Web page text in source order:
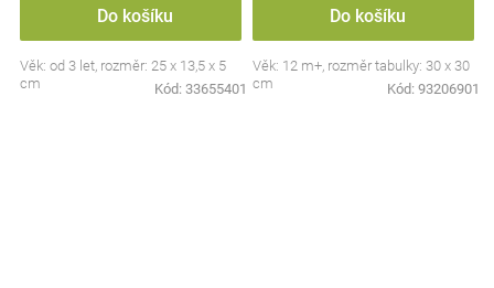
Do košíku
Věk: od 3 let, rozměr: 25 x 13,5 x 5
cm
Kód: 33655401
Do košíku
Věk: 12 m+, rozměr tabulky: 30 x 30
cm
Kód: 93206901